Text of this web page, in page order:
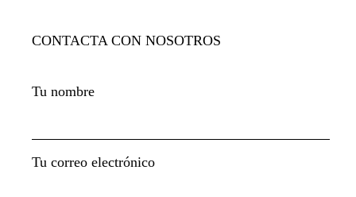
CONTACTA CON NOSOTROS
Tu nombre
Tu correo electrónico